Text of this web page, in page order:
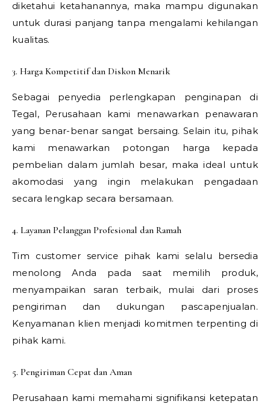
diketahui ketahanannya, maka mampu digunakan
untuk durasi panjang tanpa mengalami kehilangan
kualitas.
3. Harga Kompetitif dan Diskon Menarik
Sebagai penyedia perlengkapan penginapan di
Tegal, Perusahaan kami menawarkan penawaran
yang benar-benar sangat bersaing. Selain itu, pihak
kami menawarkan potongan harga kepada
pembelian dalam jumlah besar, maka ideal untuk
akomodasi yang ingin melakukan pengadaan
secara lengkap secara bersamaan.
4. Layanan Pelanggan Profesional dan Ramah
Tim customer service pihak kami selalu bersedia
menolong Anda pada saat memilih produk,
menyampaikan saran terbaik, mulai dari proses
pengiriman dan dukungan pascapenjualan.
Kenyamanan klien menjadi komitmen terpenting di
pihak kami.
5. Pengiriman Cepat dan Aman
Perusahaan kami memahami signifikansi ketepatan